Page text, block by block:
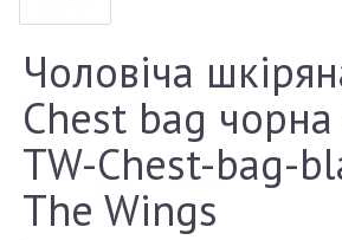
Чоловіча
Chest bag
TW-Chest-bag-
The Wings